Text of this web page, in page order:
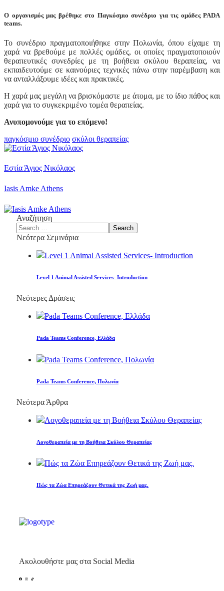
Ο οργανισμός μας βρέθηκε στο Παγκόσμιο συνέδριο για τις ομάδες PADA
teams.
Το συνέδριο πραγματοποιήθηκε στην Πολωνία, όπου είχαμε τη
χαρά να βρεθούμε με πολλές ομάδες, οι οποίες πραγματοποιούν
θεραπευτικές συνεδρίες με τη βοήθεια σκύλου θεραπείας, να
εκπαιδευτούμε σε καινούριες τεχνικές πάνω στην παρέμβαση και
να ανταλλάξουμε ιδέες και πρακτικές.
Η χαρά μας μεγάλη να βρισκόμαστε με άτομα, με το ίδιο πάθος και
χαρά για το συγκεκριμένο τομέα θεραπείας.
Ανυπομονούμε για το επόμενο!
παγκόσμιο συνέδριο σκύλοι θεραπείας
Εστία Άγιος Νικόλαος
Iasis Amke Athens
Αναζήτηση
Νεότερα Σεμινάρια
Level 1 Animal Assisted Services- Introduction
Νεότερες Δράσεις
Pada Teams Conference, Ελλάδα
Pada Teams Conference, Πολωνία
Νεότερα Άρθρα
Λογοθεραπεία με τη Βοήθεια Σκύλου Θεραπείας
Πώς τα Ζώα Επηρεάζουν Θετικά της Ζωή μας.
Ακολουθήστε μας στα Social Media